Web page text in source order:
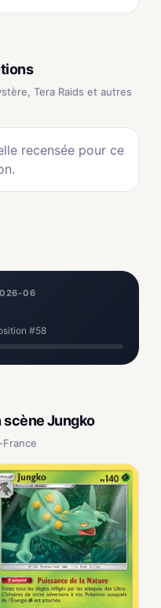
Tera Raids et autres
recensée pour ce
06
#58
scène Jungko